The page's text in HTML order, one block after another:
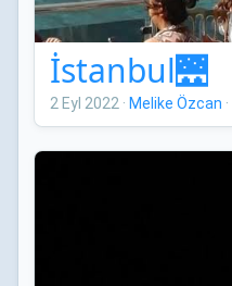
İstanbul🌉
2 Eyl 2022 · Melike Özcan ·